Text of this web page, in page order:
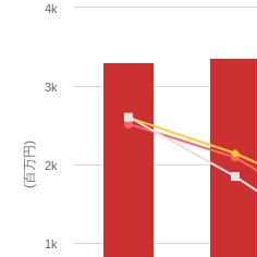
(百万円)
1k
2k
3k
4k